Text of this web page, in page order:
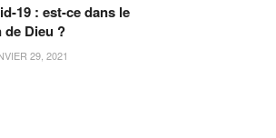
19 : est-ce dans le
de Dieu ?
29, 2021